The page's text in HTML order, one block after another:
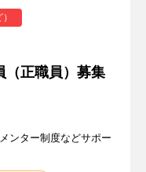
（正職員）募集
ンター制度などサポー